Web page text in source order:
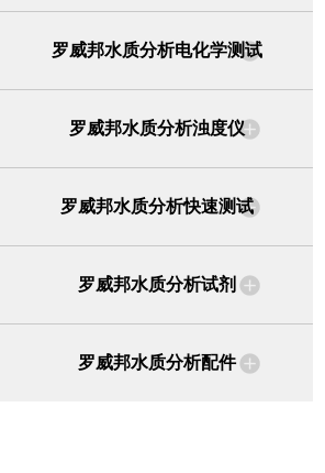
罗威邦水质分析电化学测试
罗威邦水质分析浊度仪
罗威邦水质分析快速测试
罗威邦水质分析试剂
罗威邦水质分析配件